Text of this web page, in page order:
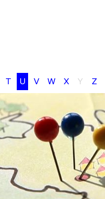
T U V W X Y Z